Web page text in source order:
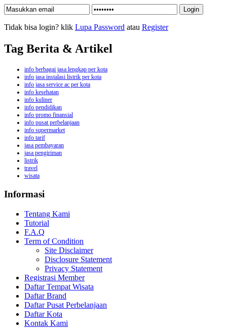
Tidak bisa login? klik Lupa Password atau Register
Tag Berita & Artikel
info berbagai jasa lengkap per kota
info jasa instalasi listrik per kota
info jasa service ac per kota
info kesehatan
info kuliner
info pendidikan
info promo finansial
info pusat perbelanjaan
info supermarket
info tarif
jasa pembayaran
jasa pengiriman
listrik
travel
wisata
Informasi
Tentang Kami
Tutorial
F.A.Q
Term of Condition
Site Disclaimer
Disclosure Statement
Privacy Statement
Registrasi Member
Daftar Tempat Wisata
Daftar Brand
Daftar Pusat Perbelanjaan
Daftar Kota
Kontak Kami